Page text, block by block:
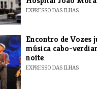
EXPRESSO DAS ILHAS
Encontro de Vozes
música cabo-
noite
EXPRESSO DAS ILHAS